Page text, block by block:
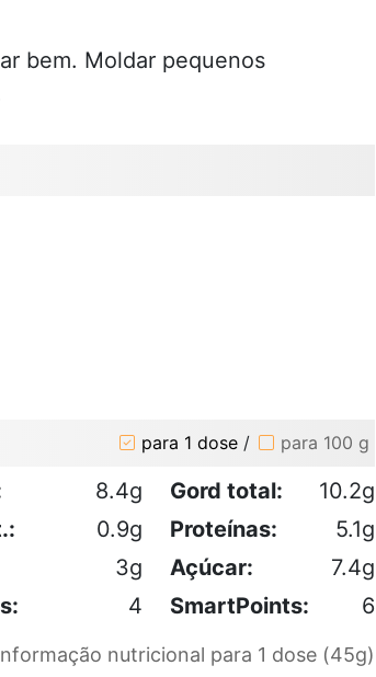
bem. Moldar pequenos
para 1 dose / para 100 g
8.4g Gord total:
10.2g
0.9g Proteínas:
5.1g
3g Açúcar:
7.4g
4 SmartPoints: 6
nutricional para 1 dose (45g)